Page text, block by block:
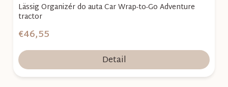
Lässig Organizér do auta Car Wrap-to-Go Adventure
tractor
€46,55
Detail